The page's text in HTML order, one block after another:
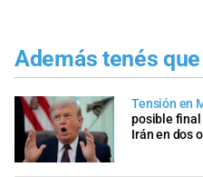
Además tenés
Tensión en
posible final
Irán en dos